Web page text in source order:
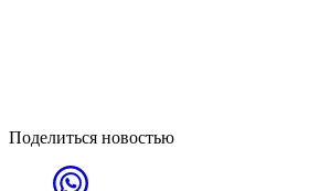
Поделиться новостью